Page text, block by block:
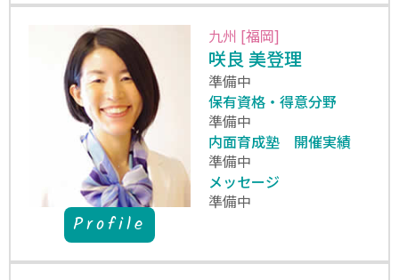
Profile
九州 [福岡]
咲良 美登理
準備中
保有資格・得意分野
準備中
内面育成塾 開催実績
準備中
メッセージ
準備中